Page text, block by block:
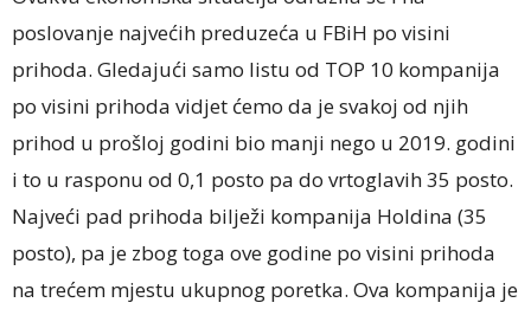
poslovanje najvećih preduzeća u FBiH po visini
prihoda. Gledajući samo listu od TOP 10 kompanija
po visini prihoda vidjet ćemo da je svakoj od njih
prihod u prošloj godini bio manji nego u 2019. godini
i to u rasponu od 0,1 posto pa do vrtoglavih 35 posto.
Najveći pad prihoda bilježi kompanija Holdina (35
posto), pa je zbog toga ove godine po visini prihoda
na trećem mjestu ukupnog poretka. Ova kompanija je